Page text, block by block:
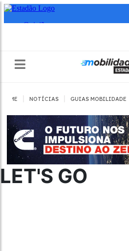
HOME NOTÍCIAS GUIAS MOBILIDADE
LET'S GO